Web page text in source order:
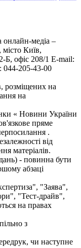
онлайн-медіа –
Київ,
офіс 208/1 E-mail:
044-205-43-00
розміщених на
на
« Новини України
пряме
.
від
матеріалів.
- повинна бути
абзаці
"Заява",
"Тест-драйв",
на правах
з
чи наступне